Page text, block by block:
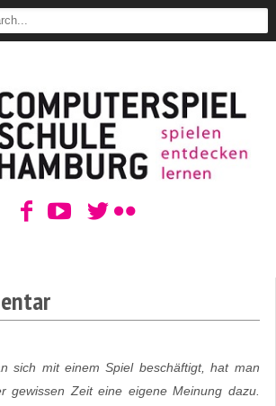
sich mit einem Spiel beschäftigt, hat man
gewissen Zeit eine eigene Meinung dazu.